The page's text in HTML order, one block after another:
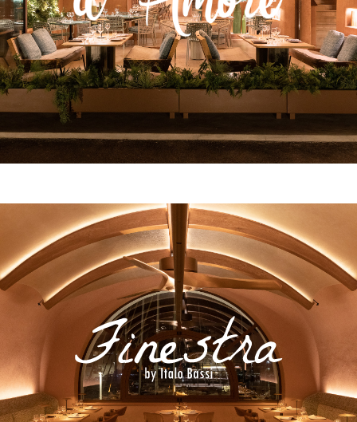
En savoir plus
Notre table gastronomique
En savoir plus